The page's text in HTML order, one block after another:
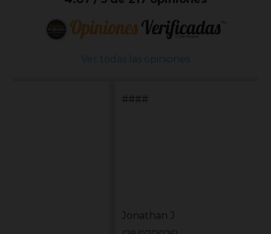
Ver todas las opiniones